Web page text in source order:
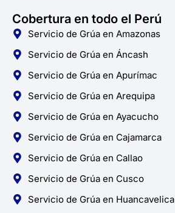
Cobertura en todo el Perú
Servicio de Grúa en Amazonas
Servicio de Grúa en Áncash
Servicio de Grúa en Apurímac
Servicio de Grúa en Arequipa
Servicio de Grúa en Ayacucho
Servicio de Grúa en Cajamarca
Servicio de Grúa en Callao
Servicio de Grúa en Cusco
Servicio de Grúa en Huancavelica